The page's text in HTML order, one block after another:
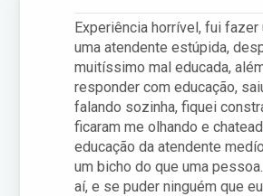
Experiência horrível, fui fazer
uma atendente estúpida,
muitíssimo mal educada,
responder com educação,
falando sozinha, fiquei
ficaram me olhando e
educação da atendente
um bicho do que uma
aí, e se puder ninguém que